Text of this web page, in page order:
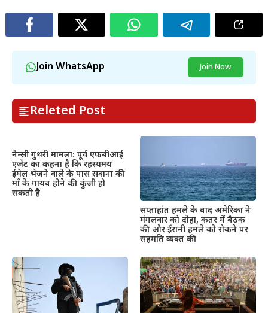
Join WhatsApp Join Now
Releted Post
नैन्सी गुथरी मामला: पूर्व एफबीआई
एजेंट का कहना है कि रहस्यमय
ईमेल भेजने वाले के पास सवाना की
माँ के गायब होने की कुंजी हो
सकती है
सप्ताहांत हमले के बाद अमेरिका ने
मंगलवार को दोहा, कतर में बैठक
की और ईरानी हमले को रोकने पर
सहमति व्यक्त की